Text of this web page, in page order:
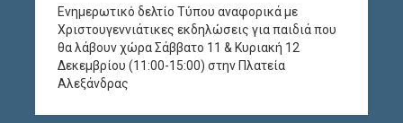
Ενημερωτικό δελτίο Τύπου αναφορικά με
Χριστουγεννιάτικες εκδηλώσεις για παιδιά που
θα λάβουν χώρα Σάββατο 11 & Κυριακή 12
Δεκεμβρίου (11:00-15:00) στην Πλατεία
Αλεξάνδρας